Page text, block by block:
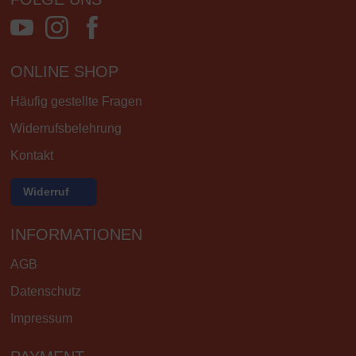
ONLINE SHOP
Häufig gestellte Fragen
Widerrufsbelehrung
Kontakt
Widerruf
INFORMATIONEN
AGB
Datenschutz
Impressum